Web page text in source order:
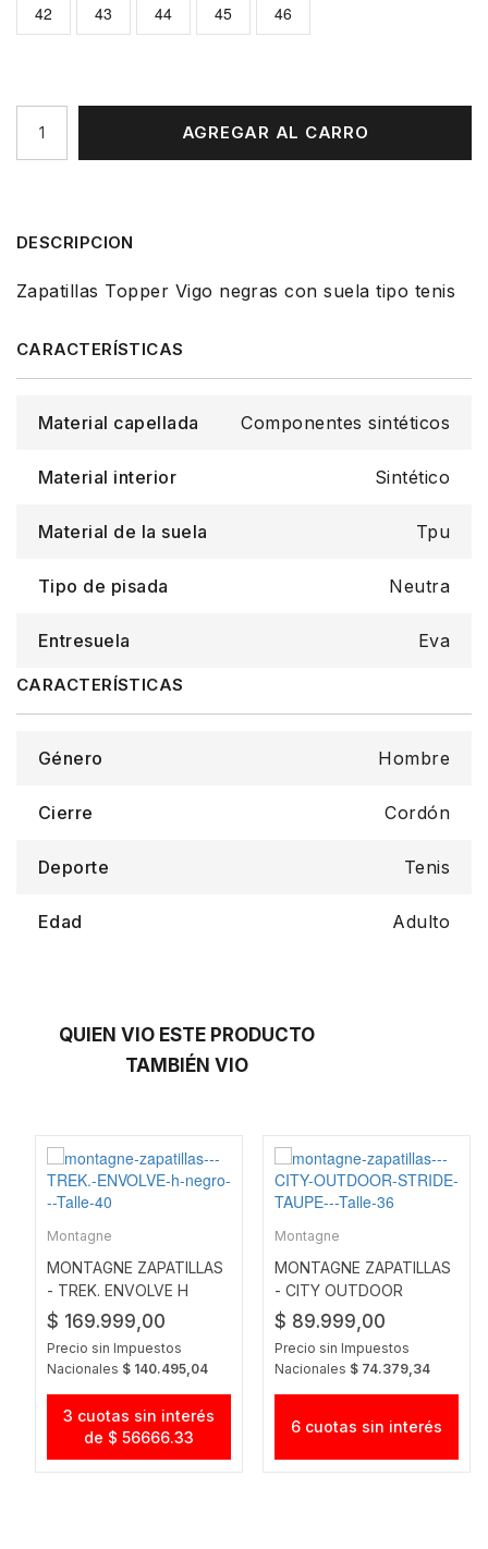
42 43 44 45 46
AGREGAR AL CARRO
DESCRIPCION
Zapatillas Topper Vigo negras con suela tipo tenis
Material capellada Componentes sintéticos
Material interior Sintético
Material de la suela Tpu
Tipo de pisada Neutra
Entresuela Eva
Género Hombre
Cierre Cordón
Deporte Tenis
Edad Adulto
QUIEN VIO ESTE PRODUCTO
TAMBIÉN VIO
Montagne
MONTAGNE ZAPATILLAS
- TREK. ENVOLVE H
NEGRO
$ 169.999,00
Precio sin Impuestos
Nacionales $ 140.495,04
3 cuotas sin interés
de $ 56666.33
Montagne
MONTAGNE ZAPATILLAS
- CITY OUTDOOR
STRIDE TAUPE
$ 89.999,00
Precio sin Impuestos
Nacionales $ 74.379,34
6 cuotas sin interés